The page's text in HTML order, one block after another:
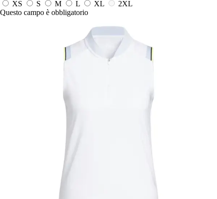
XS
S M L XL
2XL
Questo campo è obbligatorio